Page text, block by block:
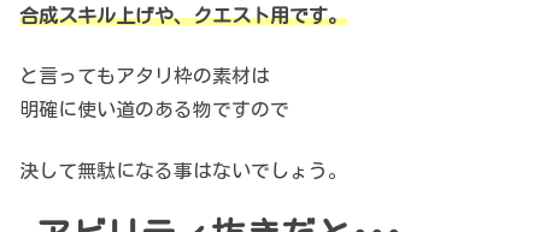
合成スキル上げや、クエスト用です。
と言ってもアタリ枠の素材は
明確に使い道のある物ですので
決して無駄になる事はないでしょう。